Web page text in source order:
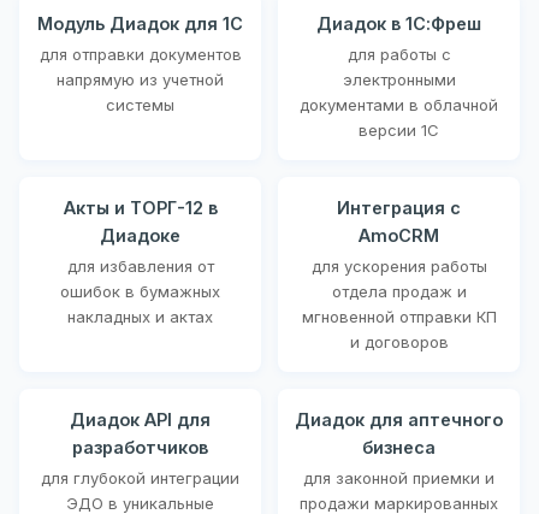
Модуль Диадок для 1С
для отправки документов
напрямую из учетной
системы
Диадок в 1С:Фреш
для работы с
электронными
документами в облачной
версии 1С
Акты и ТОРГ-12 в
Диадоке
для избавления от
ошибок в бумажных
накладных и актах
Интеграция с
AmoCRM
для ускорения работы
отдела продаж и
мгновенной отправки КП
и договоров
Диадок API для
разработчиков
для глубокой интеграции
ЭДО в уникальные
Диадок для аптечного
бизнеса
для законной приемки и
продажи маркированных